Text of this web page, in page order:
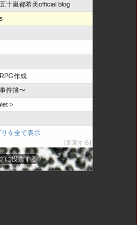
十嵐都希美official blog
作成
件簿〜
>
リを全て表示
参加する
に投票する